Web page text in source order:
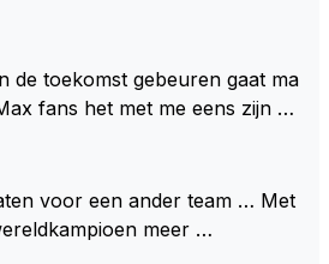
tekort. Kennelijk
op de liter afgemeten peut...
de toekomst gebeuren gaat ma
fans het met me eens zijn da
met Max ergens in een vieren
in een team zouden zitten. D
een fantastisch affiche zijn v
voor een ander team … Met
meer …